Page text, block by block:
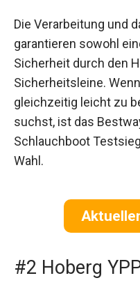
Die Verarbeitung und
garantieren sowohl
Sicherheit durch den
Sicherheitsleine.
gleichzeitig leicht zu
suchst, ist das
Schlauchboot
Wahl.
#2 Hoberg